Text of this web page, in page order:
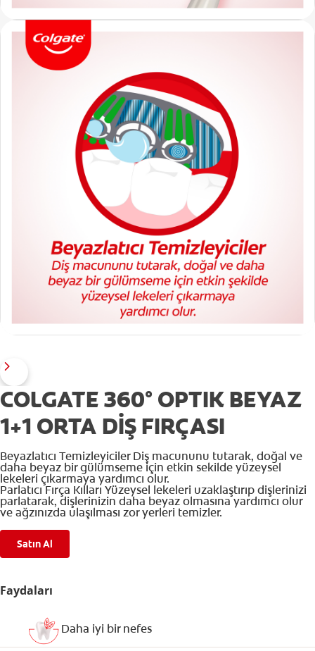
COLGATE 360° OPTIK BEYAZ
1+1 ORTA DİŞ FIRÇASI
Beyazlatıcı Temizleyiciler Diş macununu tutarak, doğal ve
daha beyaz bir gülümseme için etkin sekilde yüzeysel
lekeleri çıkarmaya yardımcı olur.
Parlatıcı Fırça Kılları Yüzeysel lekeleri uzaklaştırıp dişlerinizi
parlatarak, dişlerinizin daha beyaz olmasına yardımcı olur
ve ağzınızda ulaşılması zor yerleri temizler.
Satın Al
Faydaları
Daha iyi bir nefes